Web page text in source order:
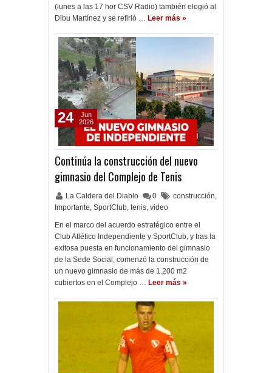
(lunes a las 17 hor CSV Radio) también elogió al
Dibu Martínez y se refirió … Leer más »
Continúa la construcción del nuevo
gimnasio del Complejo de Tenis
La Caldera del Diablo 0 construcción,
Importante, SportClub, tenis, video
En el marco del acuerdo estratégico entre el
Club Atlético Independiente y SportClub, y tras la
exitosa puesta en funcionamiento del gimnasio
de la Sede Social, comenzó la construcción de
un nuevo gimnasio de más de 1.200 m2
cubiertos en el Complejo … Leer más »
24
Jun
2026